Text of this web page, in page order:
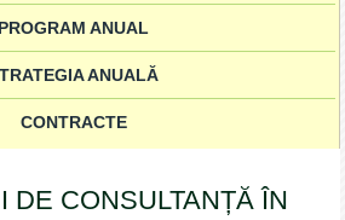
PROGRAM ANUAL
ANUALĂ
CONTRACTE
DE CONSULTANȚĂ ÎN